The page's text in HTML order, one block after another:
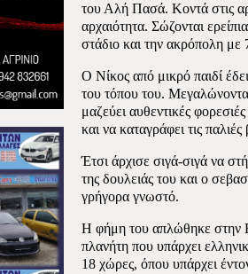
του Αλή Πασά. Κοντά στις
αρχαιότητα. Σώζονται
στάδιο και την ακρόπολη με
Ο Νίκος από μικρό παιδί
του τόπου του.
μαζεύει αυθεντικές
και να καταγράφει τις παλιές
Έτσι άρχισε σιγά-σιγά να
της δουλειάς του και ο
γρήγορα γνωστό.
Η φήμη του απλώθηκε στην
πλανήτη που υπάρχει
18 χώρες, όπου υπάρχει